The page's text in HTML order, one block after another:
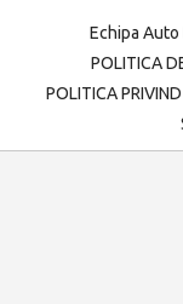
Echipa Auto
POLITICA
POLITICA